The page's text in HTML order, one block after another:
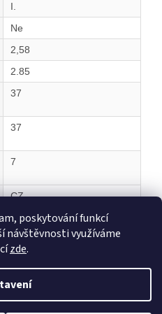
poskytování funkcí
návštěvnosti využíváme
zde.
I.
Ne
2,58
2.85
37
37
7
CZ